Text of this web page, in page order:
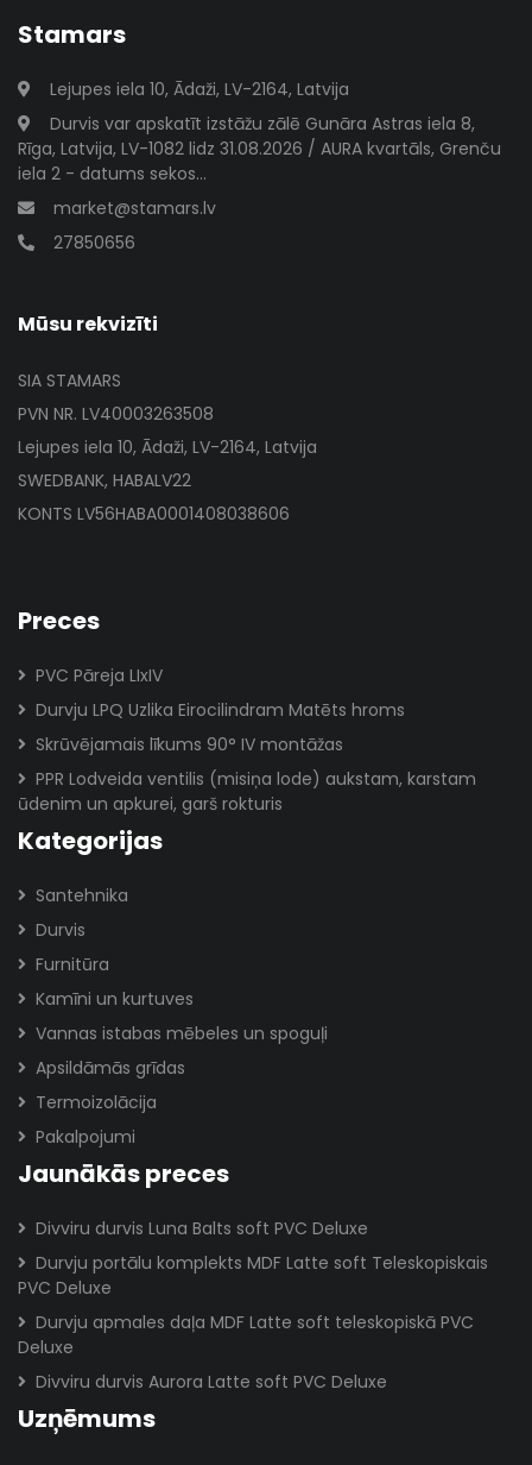
Stamars
Lejupes iela 10, Ādaži, LV-2164, Latvija
Durvis var apskatīt izstāžu zālē Gunāra Astras iela 8,
Rīga, Latvija, LV-1082 lidz 31.08.2026 / AURA kvartāls, Grenču
iela 2 - datums sekos...
market@stamars.lv
27850656
Mūsu rekvizīti
SIA STAMARS
PVN NR. LV40003263508
Lejupes iela 10, Ādaži, LV-2164, Latvija
SWEDBANK, HABALV22
KONTS LV56HABA0001408038606
Preces
PVC Pāreja LIxIV
Durvju LPQ Uzlika Eirocilindram Matēts hroms
Skrūvējamais līkums 90° IV montāžas
PPR Lodveida ventilis (misiņa lode) aukstam, karstam
ūdenim un apkurei, garš rokturis
Kategorijas
Santehnika
Durvis
Furnitūra
Kamīni un kurtuves
Vannas istabas mēbeles un spoguļi
Apsildāmās grīdas
Termoizolācija
Pakalpojumi
Jaunākās preces
Divviru durvis Luna Balts soft PVC Deluxe
Durvju portālu komplekts MDF Latte soft Teleskopiskais
PVC Deluxe
Durvju apmales daļa MDF Latte soft teleskopiskā PVC
Deluxe
Divviru durvis Aurora Latte soft PVC Deluxe
Uzņēmums